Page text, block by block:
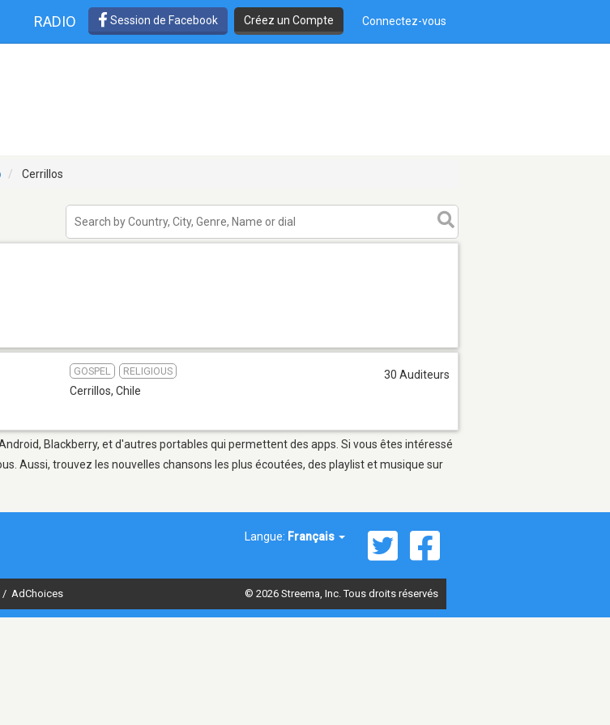
RADIO Session de Facebook Créez un Compte Connectez-vous
Cerrillos
GOSPEL RELIGIOUS
Cerrillos, Chile
30 Auditeurs
Blackberry, et d'autres portables qui permettent des apps. Si vous êtes intéressé
Aussi, trouvez les nouvelles chansons les plus écoutées, des playlist et musique sur
Langue: Français
/ AdChoices © 2026 Streema, Inc. Tous droits réservés